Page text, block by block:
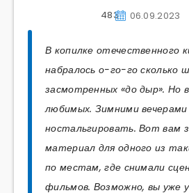
06.09.2023
483
В копилке отечественного
набралось о-го-го сколько
засмотренных «до дыр». Но
любимых. Зимними
ностальгировать. Вот вам
материал для одного из
по местам, где снимали
фильмов. Возможно, вы уже